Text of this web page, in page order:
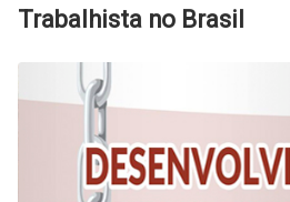
Trabalhista no Brasil